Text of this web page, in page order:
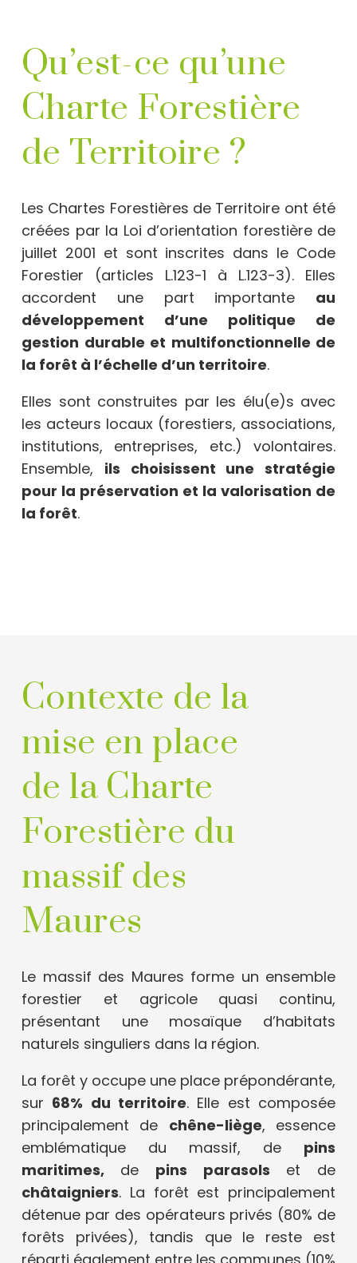
Qu’est-ce qu’une
Charte Forestière
de Territoire ?
Les Chartes Forestières de Territoire ont été
créées par la Loi d’orientation forestière de
juillet 2001 et sont inscrites dans le Code
Forestier (articles L.123-1 à L.123-3). Elles
accordent une part importante au
développement d’une politique de
gestion durable et multifonctionnelle de
la forêt à l’échelle d’un territoire.
Elles sont construites par les élu(e)s avec
les acteurs locaux (forestiers, associations,
institutions, entreprises, etc.) volontaires.
Ensemble, ils choisissent une stratégie
pour la préservation et la valorisation de
la forêt.
Contexte de la
mise en place
de la Charte
Forestière du
massif des
Maures
Le massif des Maures forme un ensemble
forestier et agricole quasi continu,
présentant une mosaïque d’habitats
naturels singuliers dans la région.
La forêt y occupe une place prépondérante,
sur 68% du territoire. Elle est composée
principalement de chêne-liège, essence
emblématique du massif, de pins
maritimes, de pins parasols et de
châtaigniers. La forêt est principalement
détenue par des opérateurs privés (80% de
forêts privées), tandis que le reste est